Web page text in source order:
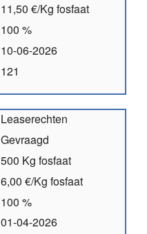
11,50 €/Kg fosfaat
100 %
10-06-2026
121
Leaserechten
Gevraagd
500 Kg fosfaat
6,00 €/Kg fosfaat
100 %
01-04-2026